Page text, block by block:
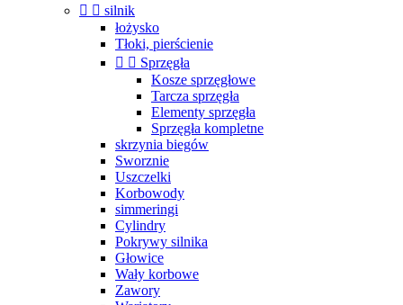
  silnik
łożysko
Tłoki, pierścienie
  Sprzęgła
Kosze sprzęgłowe
Tarcza sprzęgła
Elementy sprzęgła
Sprzęgła kompletne
skrzynia biegów
Sworznie
Uszczelki
Korbowody
simmeringi
Cylindry
Pokrywy silnika
Głowice
Wały korbowe
Zawory